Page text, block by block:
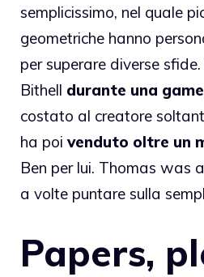
semplicissimo, nel quale
geometriche hanno
per superare diverse
Bithell durante una
costato al creatore
ha poi venduto oltre un
Ben per lui. Thomas was
a volte puntare sulla
Papers,